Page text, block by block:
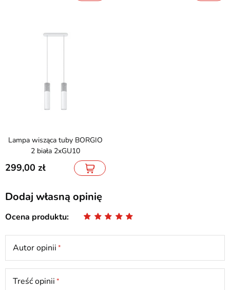
Lampa wisząca tuby BORGIO
2 biała 2xGU10
299,00
Dodaj własną opinię
Ocena produktu
Autor opinii
Treść opinii